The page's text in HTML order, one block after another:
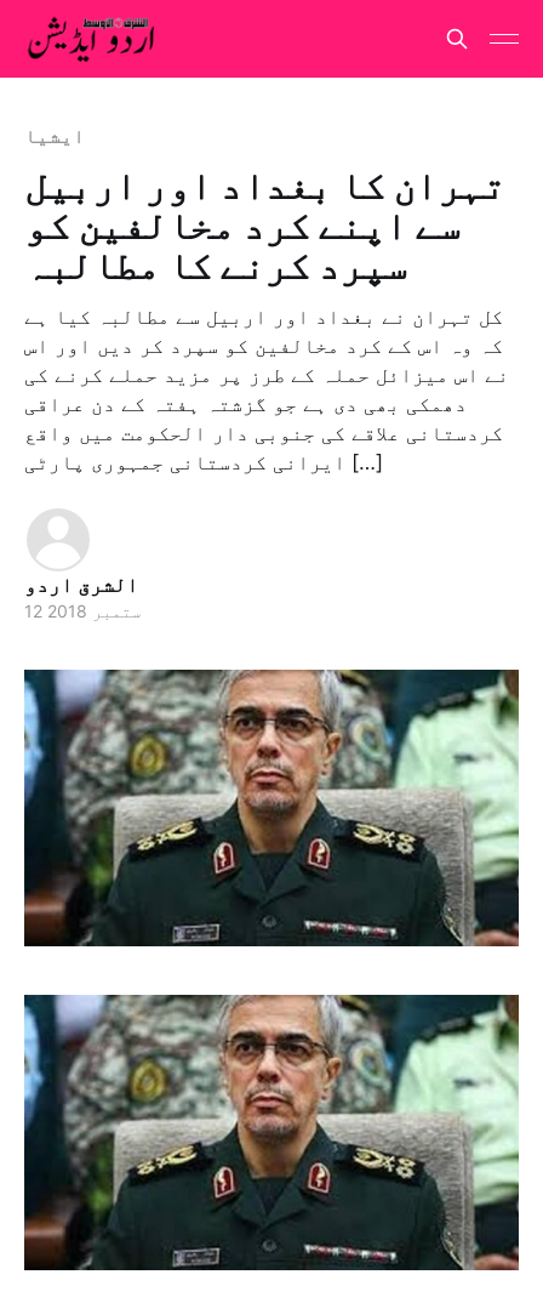
ايشيا
تہران کا بغداد اور اربیل
سے اپنے کرد مخالفین کو
سپرد کرنے کا مطالبہ
کل تہران نے بغداد اور اربیل سے مطالبہ کیا ہے
کہ وہ اس کے کرد مخالفین کو سپرد کر دیں اور اس
نے اس میزائل حملہ کے طرز پر مزید حملے کرنے کی
دھمکی بھی دی ہے جو گزشتہ ہفتہ کے دن عراقی
کردستانی علاقے کی جنوبی دار الحکومت میں واقع
ایرانی کردستانی جمہوری پارٹی […]
الشرق اردو
12 ستمبر 2018